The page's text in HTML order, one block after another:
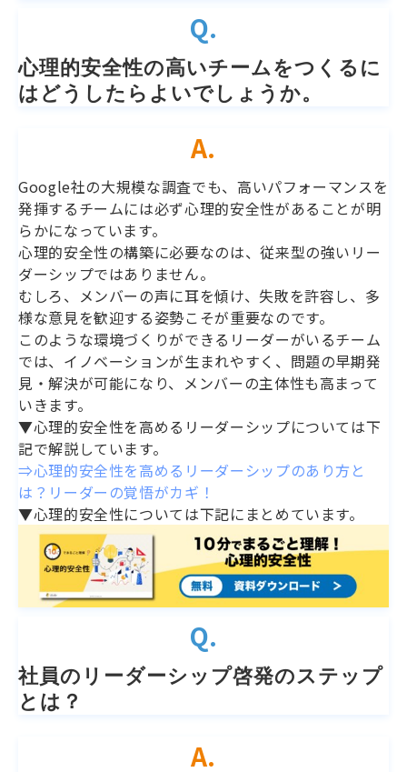
Q.
心理的安全性の高いチームをつくるに
はどうしたらよいでしょうか。
A.
Google社の大規模な調査でも、高いパフォーマンスを
発揮するチームには必ず心理的安全性があることが明
らかになっています。
心理的安全性の構築に必要なのは、従来型の強いリー
ダーシップではありません。
むしろ、メンバーの声に耳を傾け、失敗を許容し、多
様な意見を歓迎する姿勢こそが重要なのです。
このような環境づくりができるリーダーがいるチーム
では、イノベーションが生まれやすく、問題の早期発
見・解決が可能になり、メンバーの主体性も高まって
いきます。
▼心理的安全性を高めるリーダーシップについては下
記で解説しています。
⇒心理的安全性を高めるリーダーシップのあり方と
は？リーダーの覚悟がカギ！
▼心理的安全性については下記にまとめています。
Q.
社員のリーダーシップ啓発のステップ
とは？
A.